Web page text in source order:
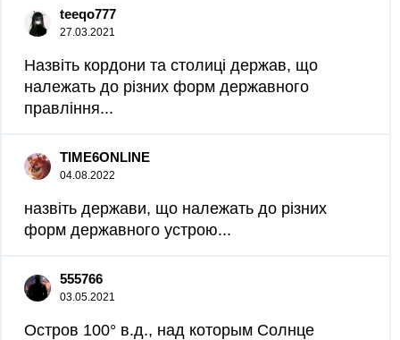
teeqo777
27.03.2021
Назвіть кордони та столиці держав, що
належать до різних форм державного
правління...
TIME6ONLINE
04.08.2022
назвіть держави, що належать до різних
форм державного устрою...
555766
03.05.2021
Остров 100° в.д., над которым Солнце